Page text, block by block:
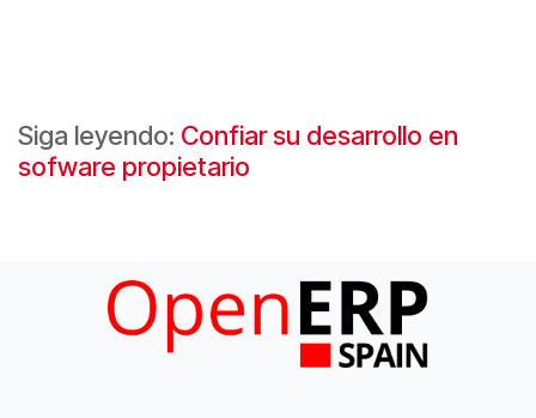
Siga leyendo: Confiar su desarrollo en
sofware propietario